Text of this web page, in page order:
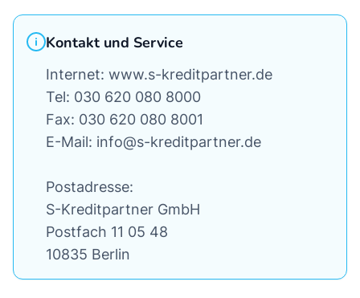
Kontakt und Service
Internet: www.s-kreditpartner.de
Tel: 030 620 080 8000
Fax: 030 620 080 8001
E-Mail: info@s-kreditpartner.de
Postadresse:
S-Kreditpartner GmbH
Postfach 11 05 48
10835 Berlin